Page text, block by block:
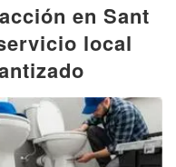
en Sant
local